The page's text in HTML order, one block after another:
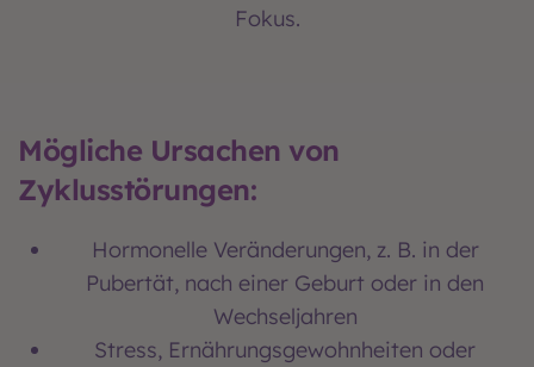
Fokus.
Mögliche Ursachen von
Zyklusstörungen:
Hormonelle Veränderungen, z. B. in der
Pubertät, nach einer Geburt oder in den
Wechseljahren
Stress, Ernährungsgewohnheiten oder